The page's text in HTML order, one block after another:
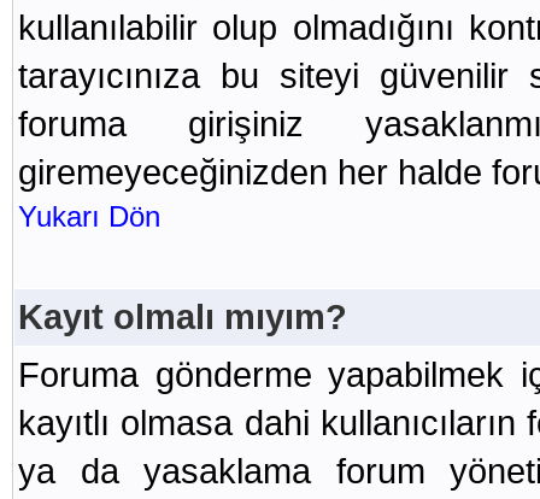
kullanılabilir olup olmadığını
tarayıcınıza bu siteyi güvenilir
foruma girişiniz
giremeyeceğinizden her halde
Yukarı Dön
Kayıt olmalı mıyım?
Foruma gönderme yapabilmek
kayıtlı olmasa dahi
ya da yasaklama forum